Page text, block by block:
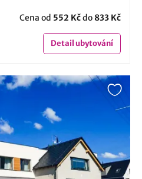
Cena od 552 Kčdo 833 Kč
Detailubytování